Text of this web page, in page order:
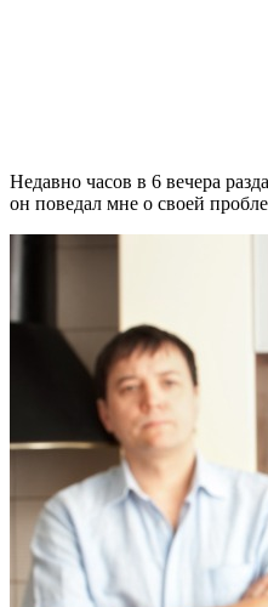
Недавно часов в 6 вечера
он поведал мне о своей